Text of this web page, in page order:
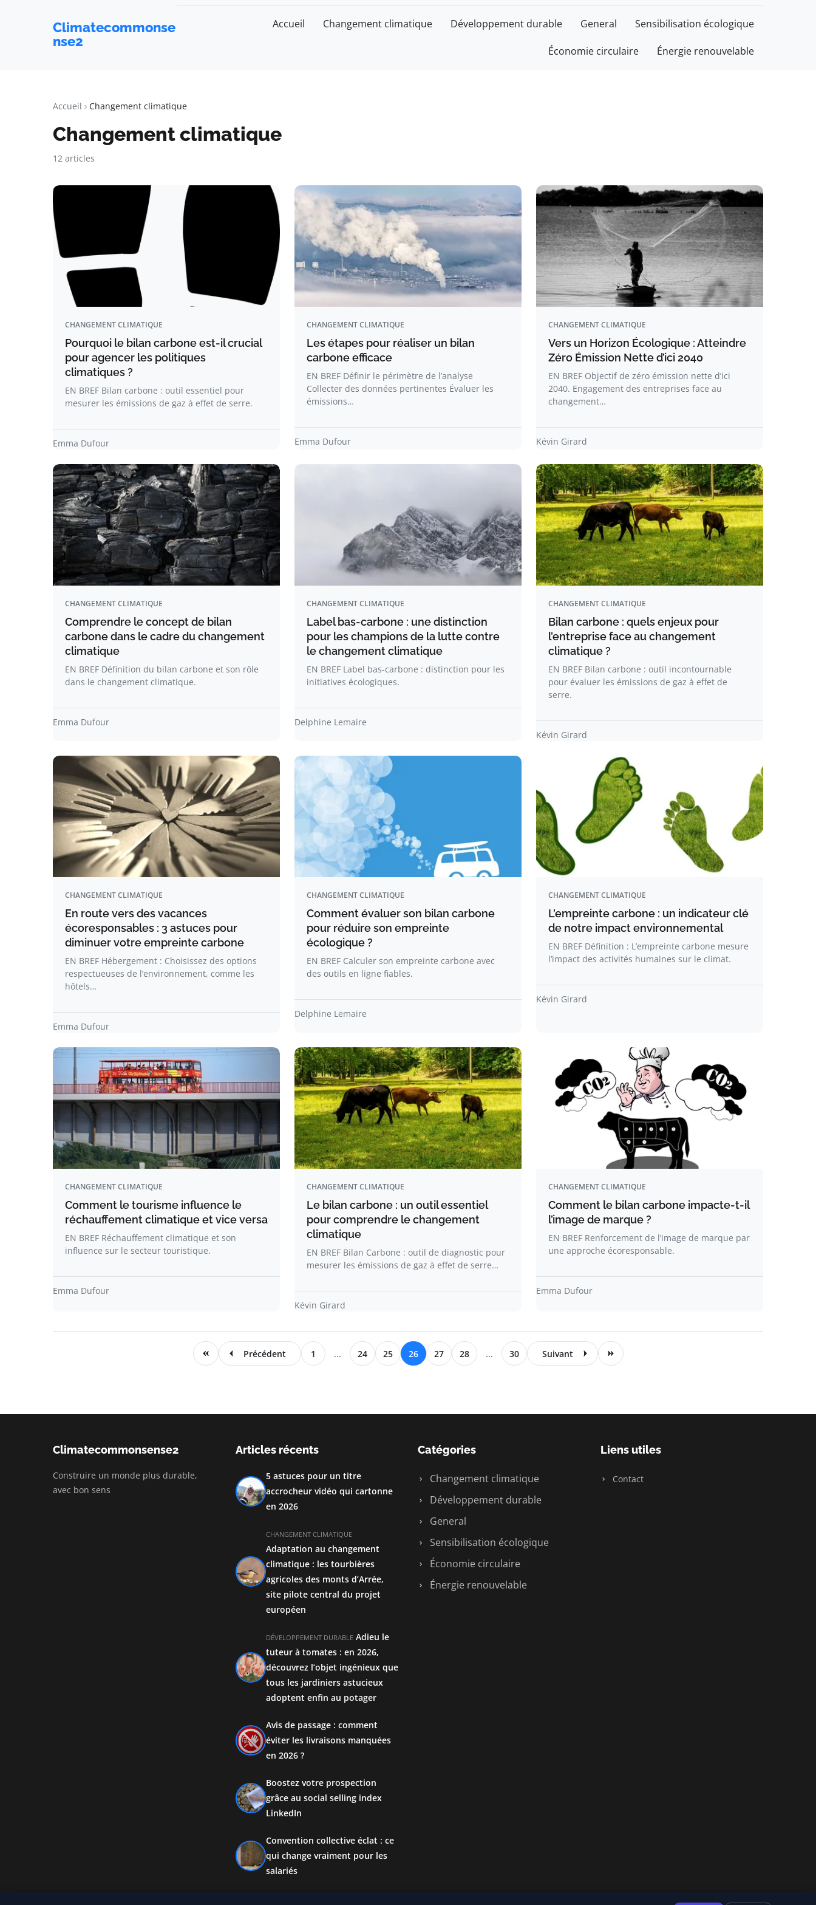
Climatecommonse
nse2
Accueil Changement climatique Développement durable General Sensibilisation écologique
Économie circulaire Énergie renouvelable
Accueil Changement climatique
Changement climatique
12 articles
CHANGEMENT CLIMATIQUE
Pourquoi le bilan carbone est-il crucial
pour agencer les politiques
climatiques ?
EN BREF Bilan carbone : outil essentiel pour
mesurer les émissions de gaz à effet de serre.
Emma Dufour
CHANGEMENT CLIMATIQUE
Les étapes pour réaliser un bilan
carbone efficace
EN BREF Définir le périmètre de l’analyse
Collecter des données pertinentes Évaluer les
émissions…
Emma Dufour
CHANGEMENT CLIMATIQUE
Vers un Horizon Écologique : Atteindre
Zéro Émission Nette d’ici 2040
EN BREF Objectif de zéro émission nette d’ici
2040. Engagement des entreprises face au
changement…
Kévin Girard
CHANGEMENT CLIMATIQUE
Comprendre le concept de bilan
carbone dans le cadre du changement
climatique
EN BREF Définition du bilan carbone et son rôle
dans le changement climatique.
Emma Dufour
CHANGEMENT CLIMATIQUE
Label bas-carbone : une distinction
pour les champions de la lutte contre
le changement climatique
EN BREF Label bas-carbone : distinction pour les
initiatives écologiques.
Delphine Lemaire
CHANGEMENT CLIMATIQUE
Bilan carbone : quels enjeux pour
l’entreprise face au changement
climatique ?
EN BREF Bilan carbone : outil incontournable
pour évaluer les émissions de gaz à effet de
serre.
Kévin Girard
CHANGEMENT CLIMATIQUE
En route vers des vacances
écoresponsables : 3 astuces pour
diminuer votre empreinte carbone
EN BREF Hébergement : Choisissez des options
respectueuses de l’environnement, comme les
hôtels…
Emma Dufour
CHANGEMENT CLIMATIQUE
Comment évaluer son bilan carbone
pour réduire son empreinte
écologique ?
EN BREF Calculer son empreinte carbone avec
des outils en ligne fiables.
Delphine Lemaire
CHANGEMENT CLIMATIQUE
L’empreinte carbone : un indicateur clé
de notre impact environnemental
EN BREF Définition : L’empreinte carbone mesure
l’impact des activités humaines sur le climat.
Kévin Girard
CHANGEMENT CLIMATIQUE
Comment le tourisme influence le
réchauffement climatique et vice versa
EN BREF Réchauffement climatique et son
influence sur le secteur touristique.
Emma Dufour
CHANGEMENT CLIMATIQUE
Le bilan carbone : un outil essentiel
pour comprendre le changement
climatique
EN BREF Bilan Carbone : outil de diagnostic pour
mesurer les émissions de gaz à effet de serre…
Kévin Girard
CHANGEMENT CLIMATIQUE
Comment le bilan carbone impacte-t-il
l’image de marque ?
EN BREF Renforcement de l’image de marque par
une approche écoresponsable.
Emma Dufour
Précédent 1 ... 24 25 26 27 28 ... 30 Suivant
Climatecommonsense2
Construire un monde plus durable,
avec bon sens
Articles récents
5 astuces pour un titre
accrocheur vidéo qui cartonne
en 2026
CHANGEMENT CLIMATIQUE
Adaptation au changement
climatique : les tourbières
agricoles des monts d’Arrée,
site pilote central du projet
européen
DÉVELOPPEMENT DURABLE Adieu le
tuteur à tomates : en 2026,
découvrez l’objet ingénieux que
tous les jardiniers astucieux
adoptent enfin au potager
Avis de passage : comment
éviter les livraisons manquées
en 2026 ?
Boostez votre prospection
grâce au social selling index
LinkedIn
Convention collective éclat : ce
qui change vraiment pour les
salariés
Catégories
Changement climatique
Développement durable
General
Sensibilisation écologique
Économie circulaire
Énergie renouvelable
Liens utiles
Contact